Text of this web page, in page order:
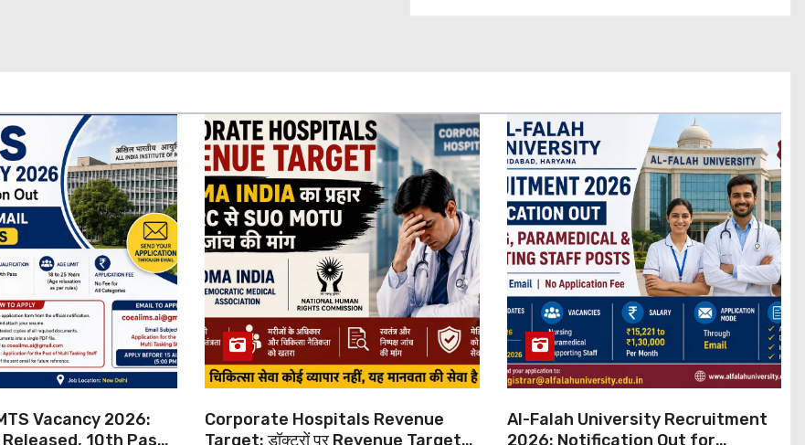
Vacancy 2026:
10th Pass
Corporate Hospitals Revenue
Target: डॉक्टरों पर Revenue Targets
Al-Falah University Recruitment
2026: Notification Out for